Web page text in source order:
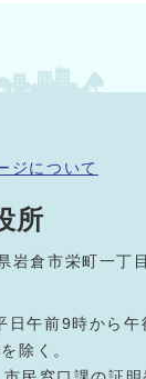
ジについて
所
岩倉市栄町一丁
日午前9時から午
除く。